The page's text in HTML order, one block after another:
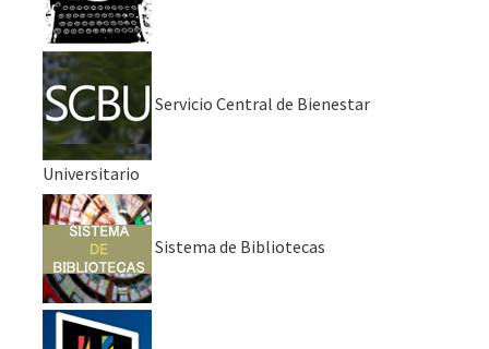
Servicio Central de Bienestar
Universitario
Sistema de Bibliotecas